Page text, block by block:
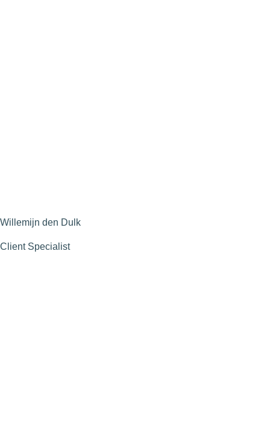
Willemijn den Dulk
Client Specialist